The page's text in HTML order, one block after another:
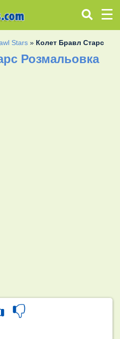
Stars » Колет Бравл Старс
Розмальовка